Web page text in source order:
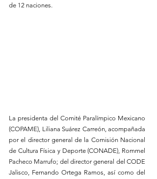
de 12 naciones.
La presidenta del Comité Paralímpico Mexicano
(COPAME), Liliana Suárez Carreón, acompañada
por el director general de la Comisión Nacional
de Cultura Física y Deporte (CONADE), Rommel
Pacheco Marrufo; del director general del CODE
Jalisco, Fernando Ortega Ramos, así como del